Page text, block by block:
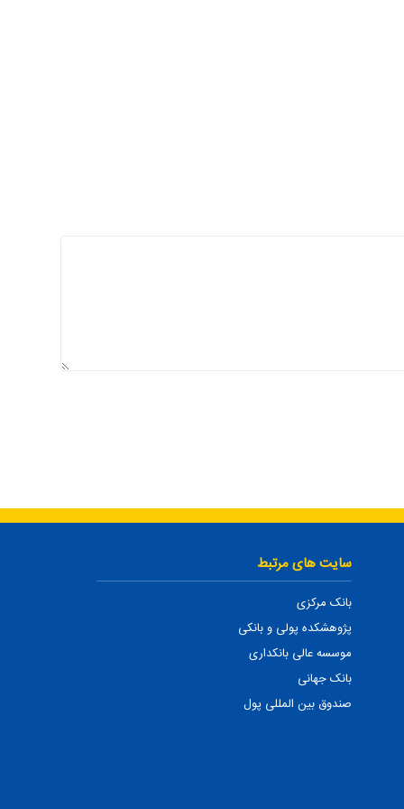
سایت های مرتبط
بانک مرکزی
پژوهشکده پولی و بانکی
موسسه عالی بانکداری
بانک جهانی
صندوق بین المللی پول